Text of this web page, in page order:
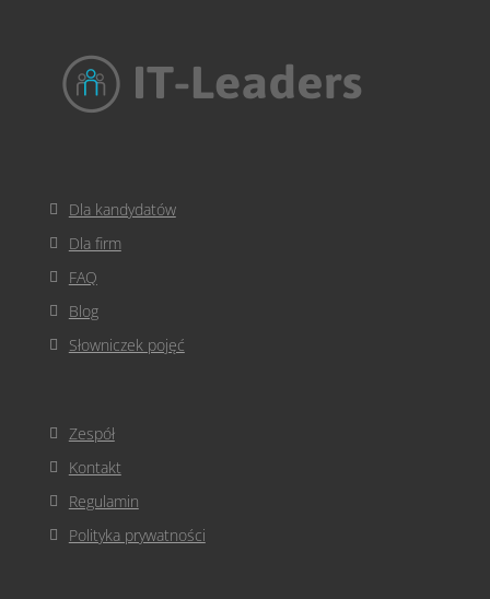
Dla kandydatów
Dla firm
FAQ
Blog
Słowniczek pojęć
Zespół
Kontakt
Regulamin
Polityka prywatności